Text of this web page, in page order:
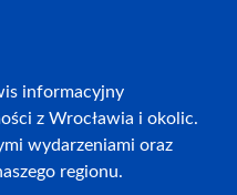
informacyjny
z Wrocławia i okolic.
wydarzeniami oraz
regionu.